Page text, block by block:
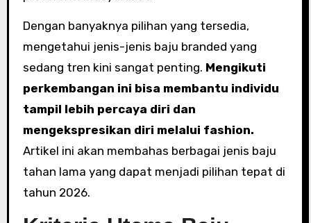
Dengan banyaknya pilihan yang tersedia,
mengetahui jenis-jenis baju branded yang
sedang tren kini sangat penting. Mengikuti
perkembangan ini bisa membantu individu
tampil lebih percaya diri dan
mengekspresikan diri melalui fashion.
Artikel ini akan membahas berbagai jenis baju
tahan lama yang dapat menjadi pilihan tepat di
tahun 2026.